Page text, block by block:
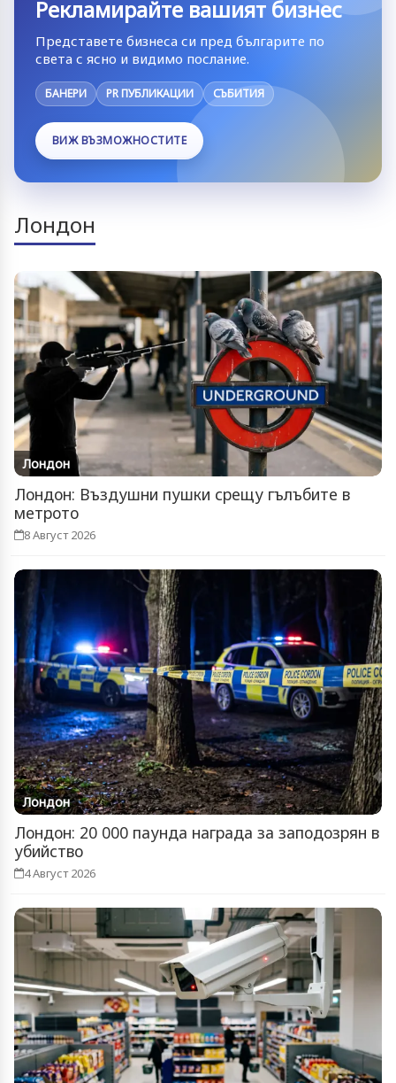
Рекламирайте вашият бизнес
Представете бизнеса си пред българите по
света с ясно и видимо послание.
БАНЕРИ PR ПУБЛИКАЦИИ СЪБИТИЯ
ВИЖ ВЪЗМОЖНОСТИТЕ
Лондон
Лондон
Лондон: Въздушни пушки срещу гълъбите в
метрото
8 Август 2026
Лондон
Лондон: 20 000 паунда награда за заподозрян в
убийство
4 Август 2026